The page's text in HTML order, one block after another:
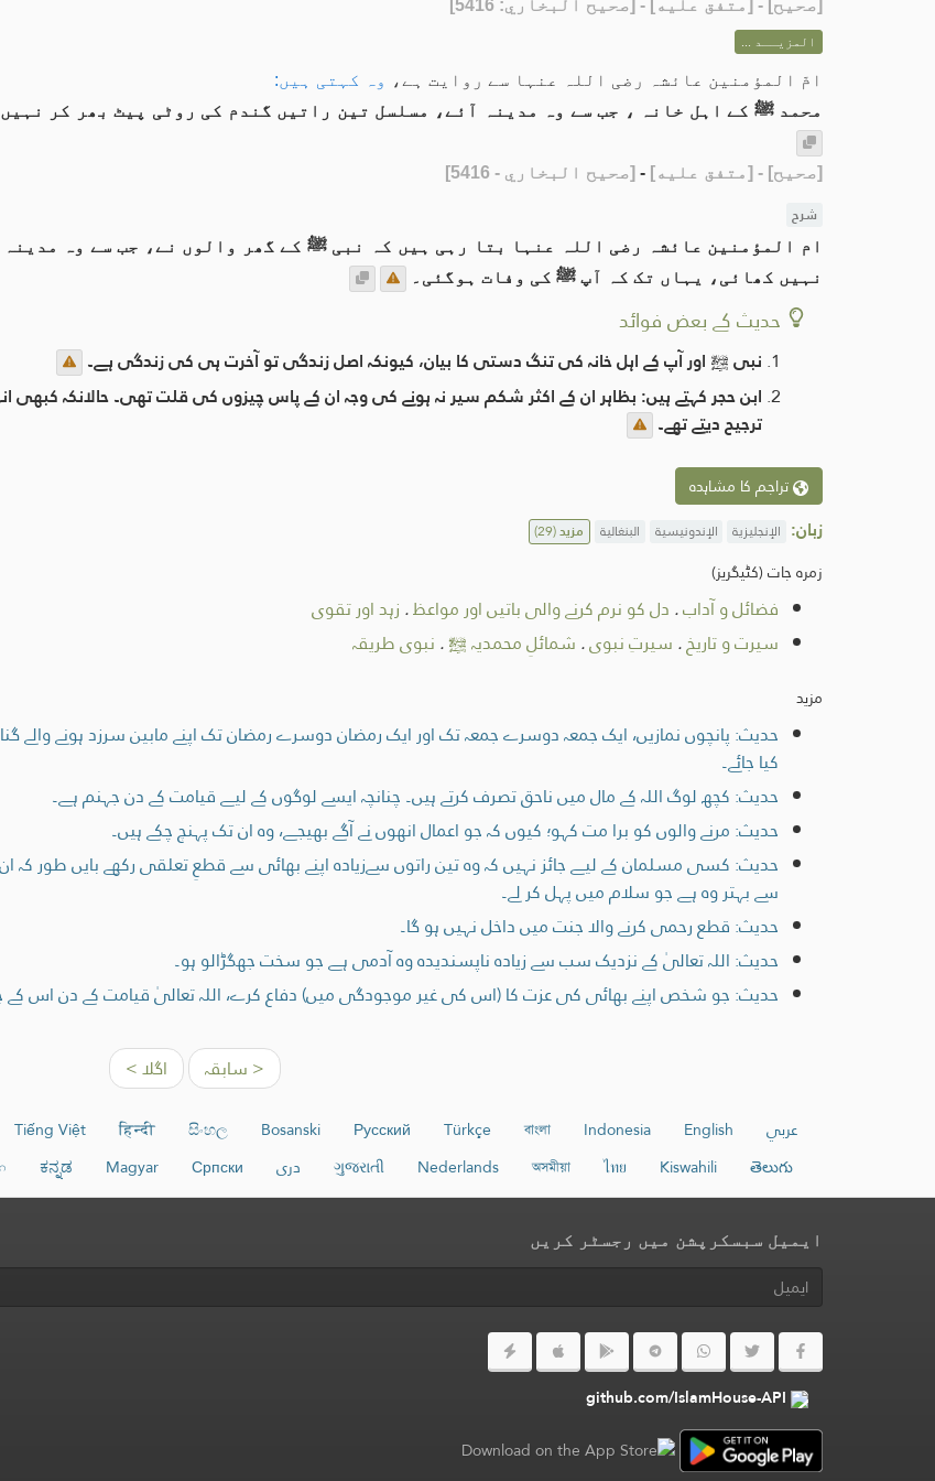
[صحيح] - [متفق عليه] - [صحيح البخاري: 5416]
المزيــد ...
امّ المؤمنین عائشہ رضی اللہ عنہا سے روایت ہے،
وہ کہتی ہيں:
محمد ﷺ کے اہل خانہ ، جب سے وہ مدینہ آئے، مسلسل تین راتیں گندم کی روٹی پیٹ بھر کر
[صحيح] - [متفق عليه] - [صحيح البخاري - 5416]
شرح
ام المؤمنین عائشہ رضی اللہ عنہا بتا رہی ہیں کہ نبی ﷺ کے گھر والوں نے، جب سے وہ
نہیں کھائی، یہاں تک کہ آپ ﷺ کی وفات ہوگئی۔
حدیث کے بعض فوائد
نبی ﷺ اور آپ کے اہل خانہ کی تنگ دستی کا بیان، کیونکہ اصل زندگی تو آخرت ہی کی زندگی ہے۔
ابن حجر کہتے ہیں: بظاہر ان کے اکثر شکم سیر نہ ہونے کی وجہ ان کے پاس چیزوں کی قلت تھی۔ حالانکہ کبھی
ترجیح دیتے تھے۔
تراجم کا مشاہدہ
زبان: الإنجليزية الإندونيسية البنغالية مزید(29)
زمرہ جات (کٹیگریز)
فضائل و آداب. دل کو نرم کرنے والی باتیں اور مواعظ. زہد اور تقوی
سیرت و تاریخ. سیرتِ نبوی. شمائلِ محمدیہ ﷺ. نبوی طریقہ
مزید
حدیث: پانچوں نمازیں، ایک جمعہ دوسرے جمعہ تک اور ایک رمضان دوسرے رمضان تک اپنے مابین سرزد ہونے والے
کیا جائے۔
حدیث: کچھ لوگ اللہ کے مال میں ناحق تصرف کرتے ہیں۔ چنانچہ ایسے لوگوں کے لیے قیامت کے دن جہنم ہے۔
حدیث: مرنے والوں کو برا مت کہو؛ کیوں کہ جو اعمال انھوں نے آگے بھیجے، وہ ان تک پہنچ چکے ہیں۔
حدیث: کسی مسلمان کے لیے جائز نہیں کہ وہ تین راتوں سےزیادہ اپنے بھائی سے قطعِ تعلقی رکھے بایں طور کہ
سے بہتر وہ ہے جو سلام میں پہل کر لے۔
حدیث: قطع رحمی کرنے والا جنت میں داخل نہیں ہو گا۔
حدیث: اللہ تعالیٰ کے نزدیک سب سے زیادہ ناپسنديده وہ آدمی ہے جو سخت جھگڑالو ہو۔
حدیث: جو شخص اپنے بھائی کی عزت کا (اس کی غیر موجودگی میں) دفاع کرے، اللہ تعالیٰ قیامت کے دن اس
< سابقہ اگلا >
عربي English
Indonesia
বাংলা
Türkçe
Русский
Bosanski
සිංහල
हिन्दी
Tiếng Việt
తెలుగు
Kiswahili
ไทย
অসমীয়া
Nederlands
ગુજરાતી دری Српски
Magyar
ಕನ್ನಡ
ایمیل سبسکرپشن میں رجسٹر کریں
github.com/IslamHouse-API